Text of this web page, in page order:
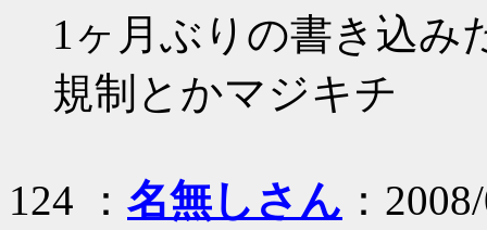
1ヶ月ぶりの書き込み
規制とかマジキチ
124 ： 名無しさん ：